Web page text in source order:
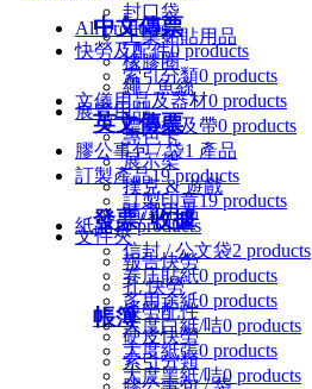
封口袋
工業黏貼用品
橡膠圈
繩 / 魚絲
展覽用品
專色卡
展示架
撲克 & 遊戲
清潔用品
文件夾
報告快勞
孔 快勞
快勞配件
硬皮快勞
索引分類
中文傳票
英文傳票
發票/ 收據
帳簿
Allproducts
快勞及配件0 products
索引分類0 products
文儀用品及器材0 products
標籤機及帶0 products
膠公事包 / 袋1 產品
訂製產品19 products
訂製印章19 products
紙品16 products
信封 / 公文袋2 products
卷庄貼紙0 products
多用途紙0 products
大度白紙/咭0 products
大度紙張0 products
大度黑紙/咭0 products